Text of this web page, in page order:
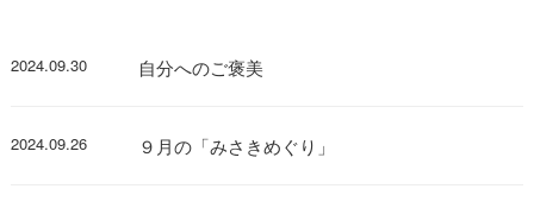
2024.09.30 自分へのご褒美
2024.09.26 ９月の「みさきめぐり」